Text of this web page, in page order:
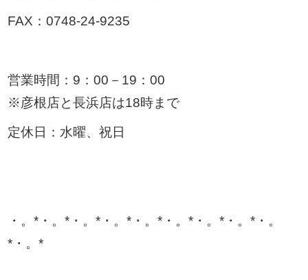
FAX：0748-24-9235
営業時間：9：00－19：00
※彦根店と長浜店は18時まで
定休日：水曜、祝日
・。*・。*・。*・。*・。*・。*・。*・。*・。
*・。*